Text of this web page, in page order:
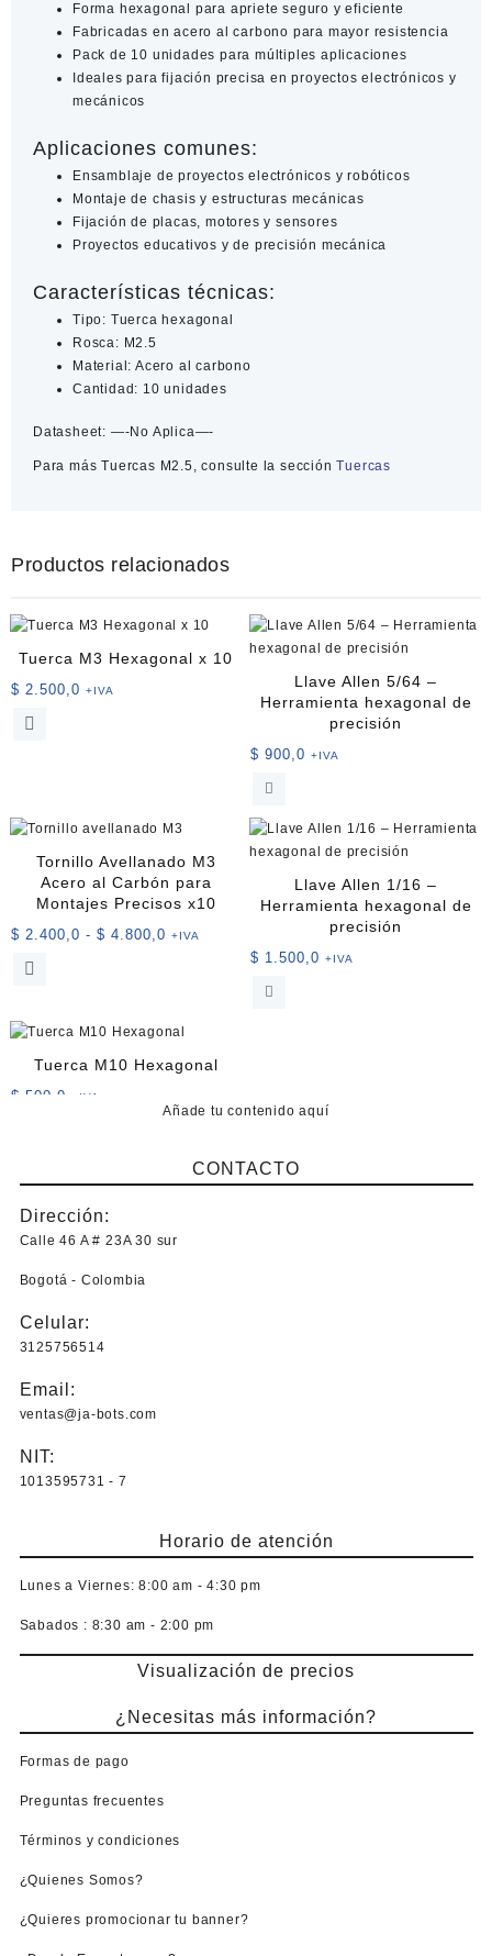
Forma hexagonal para apriete seguro y eficiente
Fabricadas en acero al carbono para mayor resistencia
Pack de 10 unidades para múltiples aplicaciones
Ideales para fijación precisa en proyectos electrónicos y
mecánicos
Aplicaciones comunes:
Ensamblaje de proyectos electrónicos y robóticos
Montaje de chasis y estructuras mecánicas
Fijación de placas, motores y sensores
Proyectos educativos y de precisión mecánica
Características técnicas:
Tipo: Tuerca hexagonal
Rosca: M2.5
Material: Acero al carbono
Cantidad: 10 unidades
Datasheet: —-No Aplica—-
Para másTuercas M2.5, consulte la secciónTuercas
Productos relacionados
Tuerca M3 Hexagonal x 10
$ 2.500,0 +IVA
Llave Allen 5/64 –
Herramienta hexagonal de
precisión
$ 900,0 +IVA
Tornillo Avellanado M3
Acero al Carbón para
Montajes Precisos x10
$ 2.400,0 - $ 4.800,0 Rango
$ 2.400,0
$ 4.800,0
+IVA
Este
múltiples
página
producto
Llave Allen 1/16 –
Herramienta hexagonal de
precisión
$ 1.500,0 +IVA
Tuerca M10 Hexagonal
$ 500,0 +IVA
Añade tu contenido aquí
CONTACTO
Dirección:
Calle 46 A # 23A 30 sur
Bogotá - Colombia
Celular:
3125756514
Email:
ventas@ja-bots.com
NIT:
1013595731 - 7
Horario de atención
Lunes a Viernes: 8:00 am - 4:30 pm
Sabados : 8:30 am - 2:00 pm
Visualización de precios
¿Necesitas más información?
Formas de pago
Preguntas frecuentes
Términos y condiciones
¿Quienes Somos?
¿Quieres promocionar tu banner?